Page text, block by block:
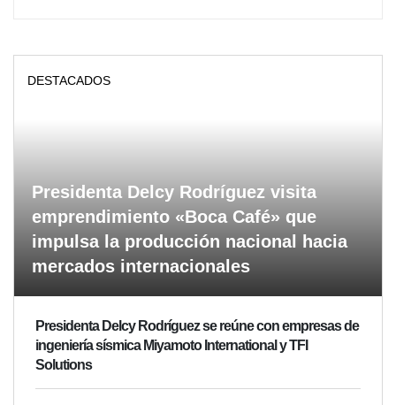
DESTACADOS
Presidenta Delcy Rodríguez visita
emprendimiento «Boca Café» que
impulsa la producción nacional hacia
mercados internacionales
Presidenta Delcy Rodríguez se reúne con empresas de
ingeniería sísmica Miyamoto International y TFI
Solutions